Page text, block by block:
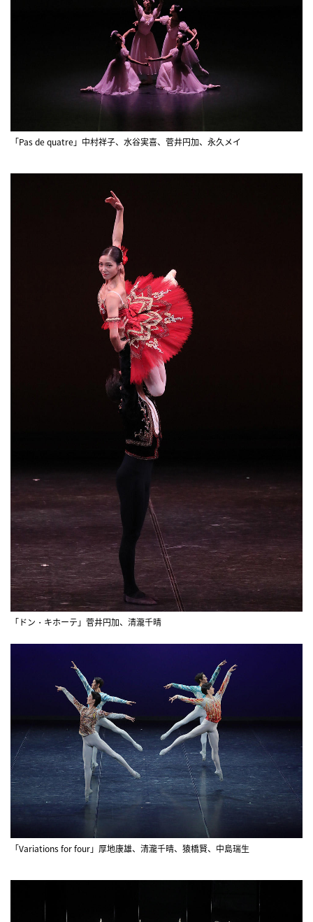
「Pas de quatre」中村祥子、水谷実喜、菅井円加、永久メイ
「ドン・キホーテ」菅井円加、清瀧千晴
「Variations for four」厚地康雄、清瀧千晴、猿橋賢、中島瑞生